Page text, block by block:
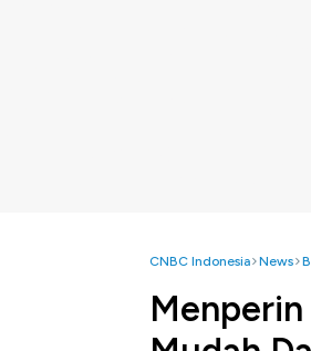
CNBC Indonesia News